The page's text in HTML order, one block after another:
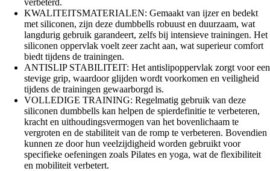
KWALITEITSMATERIALEN: Gemaakt van ijzer en bedekt
met siliconen, zijn deze dumbbells robuust en duurzaam, wat
langdurig gebruik garandeert, zelfs bij intensieve trainingen. Het
siliconen oppervlak voelt zeer zacht aan, wat superieur comfort
biedt tijdens de trainingen.
ANTISLIP STABILITEIT: Het antislipoppervlak zorgt voor een
stevige grip, waardoor glijden wordt voorkomen en veiligheid
tijdens de trainingen gewaarborgd is.
VOLLEDIGE TRAINING: Regelmatig gebruik van deze
siliconen dumbbells kan helpen de spierdefinitie te verbeteren,
kracht en uithoudingsvermogen van het bovenlichaam te
vergroten en de stabiliteit van de romp te verbeteren. Bovendien
kunnen ze door hun veelzijdigheid worden gebruikt voor
specifieke oefeningen zoals Pilates en yoga, wat de flexibiliteit
en mobiliteit verbetert.